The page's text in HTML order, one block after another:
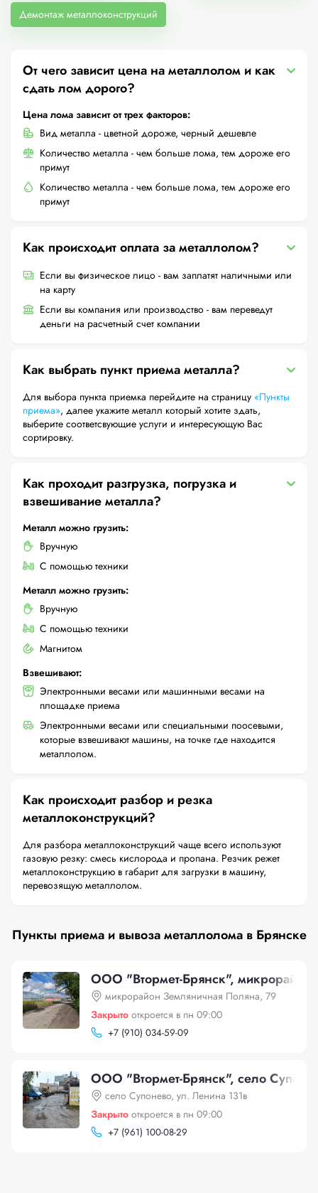
Демонтаж металлоконструкций
От чего зависит цена на металлолом и как
сдать лом дорого?
Цена лома зависит от трех факторов:
Вид металла - цветной дороже, черный дешевле
Количество металла - чем больше лома, тем дороже его
примут
Количество металла - чем больше лома, тем дороже его
примут
Как происходит оплата за металлолом?
Если вы физическое лицо - вам заплатят наличными или
на карту
Если вы компания или производство - вам переведут
деньги на расчетный счет компании
Как выбрать пункт приема металла?
Для выбора пункта приемка перейдите на страницу «Пункты
приема», далее укажите металл который хотите здать,
выберите соответсвующие услуги и интересующую Вас
сортировку.
Как проходит разгрузка, погрузка и
взвешивание металла?
Металл можно грузить:
Вручную
С помощью техники
Металл можно грузить:
Вручную
С помощью техники
Магнитом
Взвешивают:
Электронными весами или машинными весами на
площадке приема
Электронными весами или специальными поосевыми,
которые взвешивают машины, на точке где находится
металлолом.
Как происходит разбор и резка
металлоконструкций?
Для разбора металлоконструкций чаще всего используют
газовую резку: смесь кислорода и пропана. Резчик режет
металлоконструкцию в габарит для загрузки в машину,
перевозящую металлолом.
Пункты приема и вывоза металлолома в Брянске
ООО "Втормет-Брянск", микрорайон
микрорайон Земляничная Поляна, 79
Закрыто откроется в пн 09:00
+7 (910) 034-59-09
ООО "Втормет-Брянск", село
село Супонево, ул. Ленина 131в
Закрыто откроется в пн 09:00
+7 (961) 100-08-29